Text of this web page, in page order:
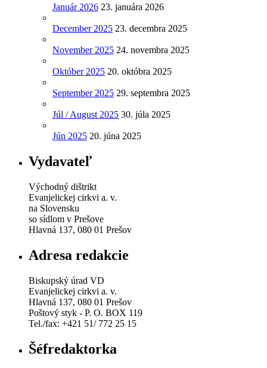
Január 2026 23. januára 2026
December 2025 23. decembra 2025
November 2025 24. novembra 2025
Október 2025 20. októbra 2025
September 2025 29. septembra 2025
Júl / August 2025 30. júla 2025
Jún 2025 20. júna 2025
Vydavateľ
Východný dištrikt
Evanjelickej cirkvi a. v.
na Slovensku
so sídlom v Prešove
Hlavná 137, 080 01 Prešov
Adresa redakcie
Biskupský úrad VD
Evanjelickej cirkvi a. v.
Hlavná 137, 080 01 Prešov
Poštový styk - P. O. BOX 119
Tel./fax: +421 51/ 772 25 15
Šéfredaktorka